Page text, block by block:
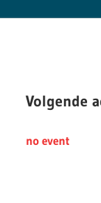
Volgende
no event